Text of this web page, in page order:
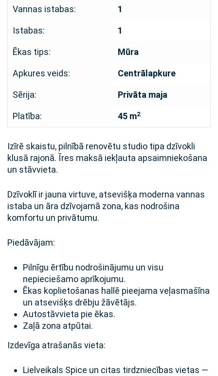
Vannas istabas: 1
Istabas: 1
Ēkas tips: Mūra
Apkures veids: Centrālapkure
Sērija: Privāta maja
Platība: 45 m2
Izīrē skaistu, pilnībā renovētu studio tipa dzīvokli
klusā rajonā. Īres maksā iekļauta apsaimniekošana
un stāvvieta.
Dzīvoklī ir jauna virtuve, atsevišķa moderna vannas
istaba un āra dzīvojamā zona, kas nodrošina
komfortu un privātumu.
Piedāvājam:
Pilnīgu ērtību nodrošinājumu un visu
nepieciešamo aprīkojumu.
Ēkas koplietošanas hallē pieejama veļasmašīna
un atsevišķs drēbju žāvētājs.
Autostāvvieta pie ēkas.
Zaļā zona atpūtai.
Izdevīga atrašanās vieta:
Lielveikals Spice un citas tirdzniecības vietas —